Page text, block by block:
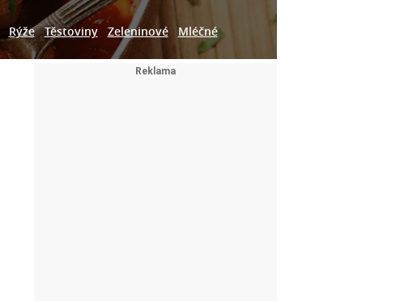
Rýže Těstoviny Zeleninové Mléčné